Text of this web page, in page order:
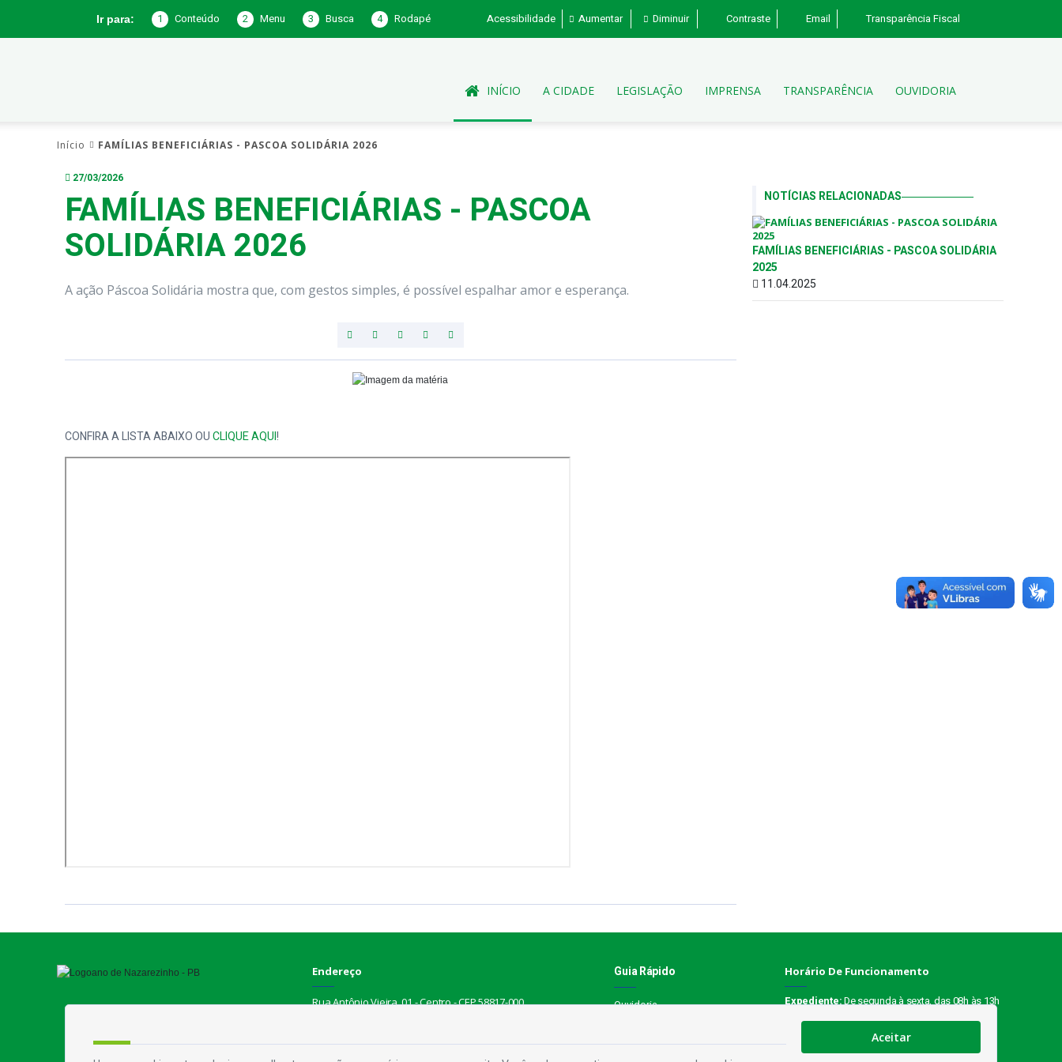
Ir para: 1 Conteúdo 2 Menu 3 Busca 4 Rodapé Acessibilidade Aumentar Diminuir Contraste Email Transparência Fiscal
Nazarezinho
INÍCIO A CIDADE LEGISLAÇÃO IMPRENSA TRANSPARÊNCIA OUVIDORIA
Início FAMÍLIAS BENEFICIÁRIAS - PASCOA SOLIDÁRIA 2026
27/03/2026
FAMÍLIAS BENEFICIÁRIAS - PASCOA
SOLIDÁRIA 2026
A ação Páscoa Solidária mostra que, com gestos simples, é possível espalhar amor e esperança.
CONFIRA A LISTA ABAIXO OUCLIQUE AQUI!
NOTÍCIAS RELACIONADAS
FAMÍLIAS BENEFICIÁRIAS - PASCOA SOLIDÁRIA
2025
11.04.2025
Endereço
Rua Antônio Vieira, 01 - Centro - CEP 58817-000
Guia Rápido
Ouvidoria
Horário De Funcionamento
Expediente:De segunda à sexta, das 08h às 13h
Aceitar